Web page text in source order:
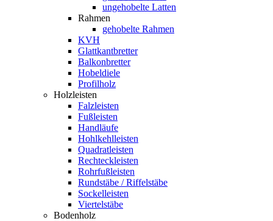
ungehobelte Latten
Rahmen
gehobelte Rahmen
KVH
Glattkantbretter
Balkonbretter
Hobeldiele
Profilholz
Holzleisten
Falzleisten
Fußleisten
Handläufe
Hohlkehlleisten
Quadratleisten
Rechteckleisten
Rohrfußleisten
Rundstäbe / Riffelstäbe
Sockelleisten
Viertelstäbe
Bodenholz